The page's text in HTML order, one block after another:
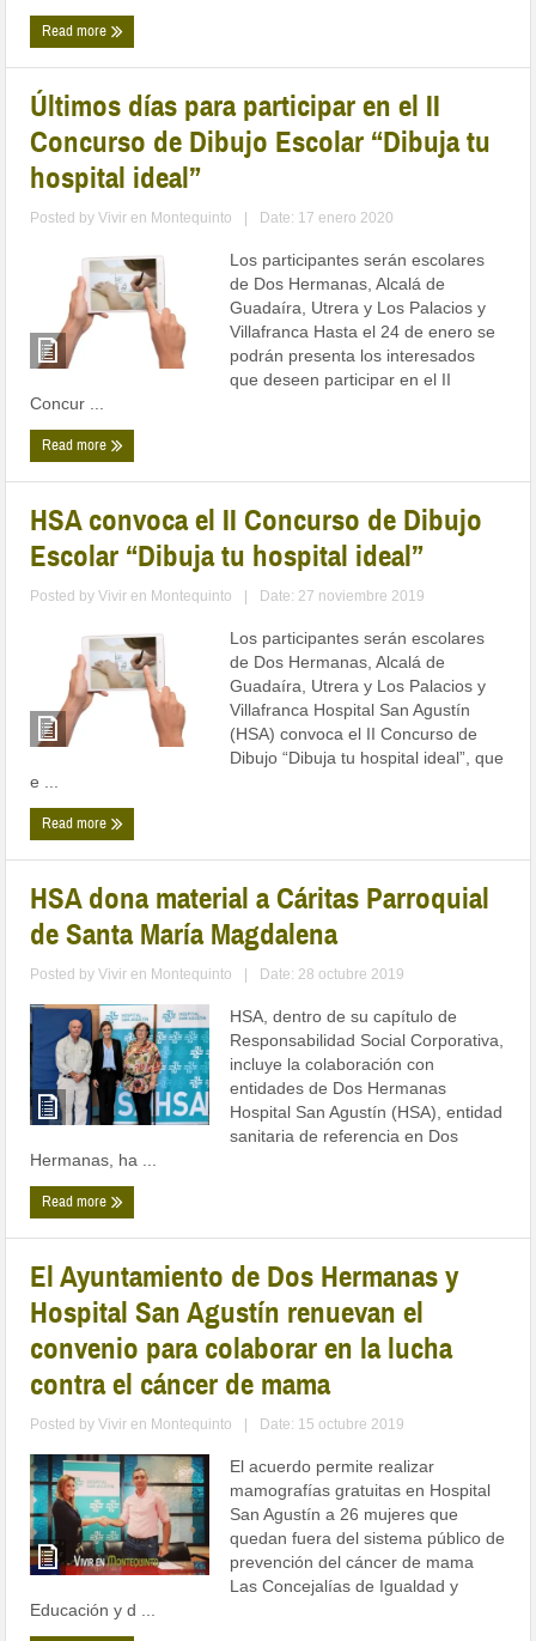
Read more
Últimos días para participar en el II
Concurso de Dibujo Escolar “Dibuja tu
hospital ideal”
Posted byVivir en Montequinto Date: 17 enero 2020
Los participantes serán escolares
de Dos Hermanas, Alcalá de
Guadaíra, Utrera y Los Palacios y
Villafranca Hasta el 24 de enero se
podrán presenta los interesados
que deseen participar en el II
Concur ...
Read more
HSA convoca el II Concurso de Dibujo
Escolar “Dibuja tu hospital ideal”
Posted byVivir en Montequinto Date: 27 noviembre 2019
Los participantes serán escolares
de Dos Hermanas, Alcalá de
Guadaíra, Utrera y Los Palacios y
Villafranca Hospital San Agustín
(HSA) convoca el II Concurso de
Dibujo “Dibuja tu hospital ideal”, que
e ...
Read more
HSA dona material a Cáritas Parroquial
de Santa María Magdalena
Posted byVivir en Montequinto Date: 28 octubre 2019
HSA, dentro de su capítulo de
Responsabilidad Social Corporativa,
incluye la colaboración con
entidades de Dos Hermanas
Hospital San Agustín (HSA), entidad
sanitaria de referencia en Dos
Hermanas, ha ...
Read more
El Ayuntamiento de Dos Hermanas y
Hospital San Agustín renuevan el
convenio para colaborar en la lucha
contra el cáncer de mama
Posted byVivir en Montequinto Date: 15 octubre 2019
El acuerdo permite realizar
mamografías gratuitas en Hospital
San Agustín a 26 mujeres que
quedan fuera del sistema público de
prevención del cáncer de mama
Las Concejalías de Igualdad y
Educación y d ...